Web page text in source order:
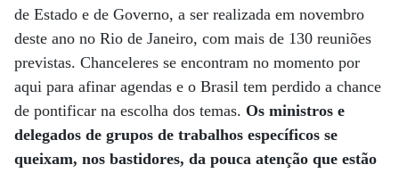
de Estado e de Governo, a ser realizada em novembro
deste ano no Rio de Janeiro, com mais de 130 reuniões
previstas. Chanceleres se encontram no momento por
aqui para afinar agendas e o Brasil tem perdido a chance
de pontificar na escolha dos temas. Os ministros e
delegados de grupos de trabalhos específicos se
queixam, nos bastidores, da pouca atenção que estão